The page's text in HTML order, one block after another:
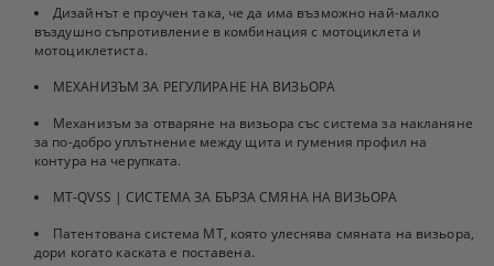
Дизайнът е проучен така, че да има възможно най-малко
въздушно съпротивление в комбинация с мотоциклета и
мотоциклетиста.
МЕХАНИЗЪМ ЗА РЕГУЛИРАНЕ НА ВИЗЬОРА
Механизъм за отваряне на визьора със система за накланяне
за по-добро уплътнение между щита и гумения профил на
контура на черупката.
MT-QVSS | СИСТЕМА ЗА БЪРЗА СМЯНА НА ВИЗЬОРА
Патентована система MT, която улеснява смяната на визьора,
дори когато каската е поставена.